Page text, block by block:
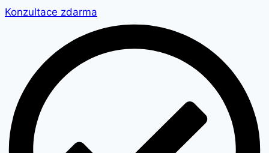
Konzultace zdarma